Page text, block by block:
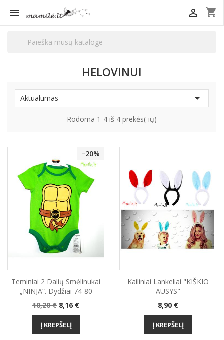
 shopping_cart

HELOVINUI
Aktualumas 
Rodoma 1-4 iš 4 prekės(-ių)
−20%
Teminiai 2 Dalių Smėlinukai
„NINJA“. Dydžiai 74-80
Bazinė
kaina
10,20 € Kaina
8,16 €
Į KREPŠELĮ
Kailiniai Lankeliai "KIŠKIO
AUSYS"
Kaina
8,90 €
Į KREPŠELĮ